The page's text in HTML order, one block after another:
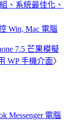
、系統最佳化、
Win, Mac 電腦
7.5 芒果模擬
WP 手機介面〉
Messenger 電腦